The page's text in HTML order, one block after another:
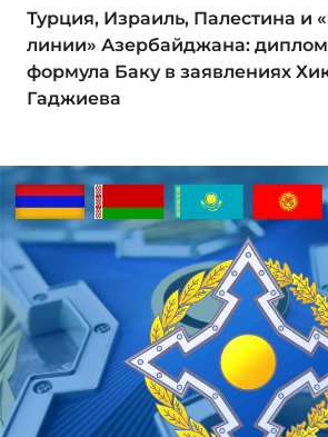
Турция, Израиль, Палестина и
линии» Азербайджана:
формула Баку в заявлениях
Гаджиева